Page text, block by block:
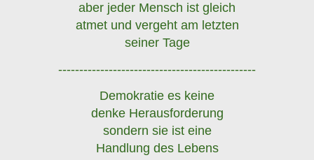
aber jeder Mensch ist gleich
atmet und vergeht am letzten
seiner Tage
-----------------------------------------------
Demokratie es keine
denke Herausforderung
sondern sie ist eine
Handlung des Lebens